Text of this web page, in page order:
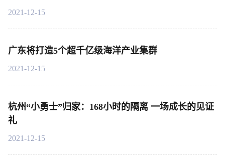
2021-12-15
广东将打造5个超千亿级海洋产业集群
2021-12-15
杭州“小勇士”归家：168小时的隔离 一场成长的见证
礼
2021-12-15